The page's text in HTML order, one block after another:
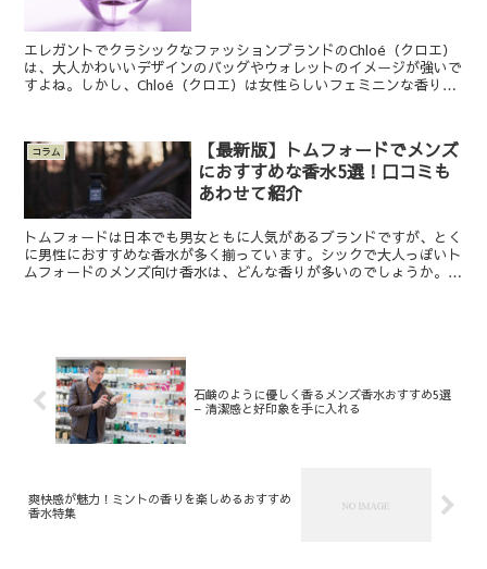
エレガントでクラシックなファッションブランドのChloé（クロエ）
は、大人かわいいデザインのバッグやウォレットのイメージが強いで
すよね。しかし、Chloé（クロエ）は女性らしいフェミニンな香りの
コラム
【最新版】トムフォードでメンズ
におすすめな香水5選！口コミも
あわせて紹介
トムフォードは日本でも男女ともに人気があるブランドですが、とく
に男性におすすめな香水が多く揃っています。シックで大人っぽいト
ムフォードのメンズ向け香水は、どんな香りが多いのでしょうか。ブ
石鹸のように優しく香るメンズ香水おすすめ5選
– 清潔感と好印象を手に入れる
爽快感が魅力！ミントの香りを楽しめるおすすめ
香水特集